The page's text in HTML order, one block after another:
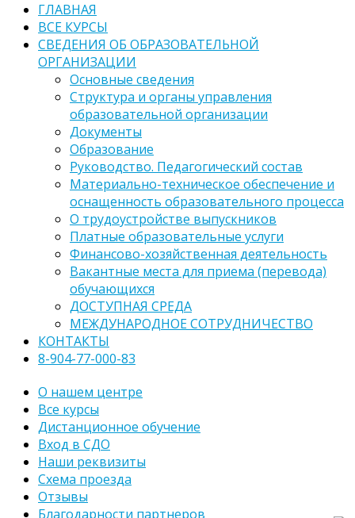
ГЛАВНАЯ
ВСЕ КУРСЫ
СВЕДЕНИЯ ОБ ОБРАЗОВАТЕЛЬНОЙ
ОРГАНИЗАЦИИ
Основные сведения
Структура и органы управления
образовательной организации
Документы
Образование
Руководство. Педагогический состав
Материально-техническое обеспечение и
оснащенность образовательного процесса
О трудоустройстве выпускников
Платные образовательные услуги
Финансово-хозяйственная деятельность
Вакантные места для приема (перевода)
обучающихся
ДОСТУПНАЯ СРЕДА
МЕЖДУНАРОДНОЕ СОТРУДНИЧЕСТВО
КОНТАКТЫ
8-904-77-000-83
О нашем центре
Все курсы
Дистанционное обучение
Вход в СДО
Наши реквизиты
Схема проезда
Отзывы
Благодарности партнеров